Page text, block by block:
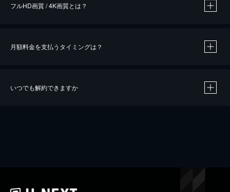
※40％ポイント還元の対象は、クレジットカード決済による作品の購入 / レンタルです。
iOSアプリのUコイン決済による作品の購入 / レンタルは、20％のポイント還元です。
フルHD画質 / 4K画質とは？
月額料金を支払うタイミングは？
いつでも解約できますか